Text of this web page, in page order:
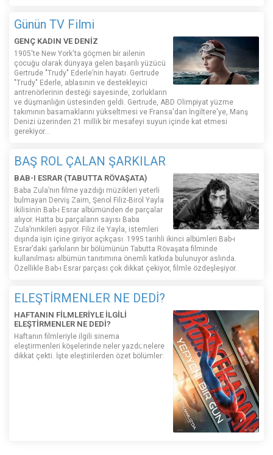
Günün TV Filmi
GENÇ KADIN VE DENİZ
1905'te New York'ta göçmen bir ailenin
çocuğu olarak dünyaya gelen başarılı yüzücü
Gertrude "Trudy" Ederle’nin hayatı. Gertrude
"Trudy" Ederle, ablasının ve destekleyici
antrenörlerinin desteği sayesinde, zorlukların
ve düşmanlığın üstesinden geldi. Gertrude, ABD Olimpiyat yüzme
takımının basamaklarını yükseltmesi ve Fransa'dan İngiltere'ye, Manş
Denizi üzerinden 21 millik bir mesafeyi suyun içinde kat etmesi
gerekiyor...
BAŞ ROL ÇALAN ŞARKILAR
BAB-I ESRAR (TABUTTA RÖVAŞATA)
Baba Zula’nın filme yazdığı müzikleri yeterli
bulmayan Derviş Zaim, Şenol Filiz-Birol Yayla
ikilisinin Bab-ı Esrar albümünden de parçalar
alıyor. Hatta bu parçaların sayısı Baba
Zula’nınkileri aşıyor. Filiz ile Yayla, istemleri
dışında işin içine giriyor açıkçası. 1995 tarihli ikinci albümleri Bab-ı
Esrar’daki şarkıların bir bölümünün Tabutta Rövaşata filminde
kullanılması albümün tanıtımına önemli katkıda bulunuyor aslında.
Özellikle Bab-ı Esrar parçası çok dikkat çekiyor, filmle özdeşleşiyor.
ELEŞTİRMENLER NE DEDİ?
HAFTANIN FİLMLERİYLE İLGİLİ
ELEŞTİRMENLER NE DEDİ?
Haftanın filmleriyle ilgili sinema
eleştirmenleri köşelerinde neler yazdı; nelere
dikkat çekti. İşte eleştirilerden özet bölümler: